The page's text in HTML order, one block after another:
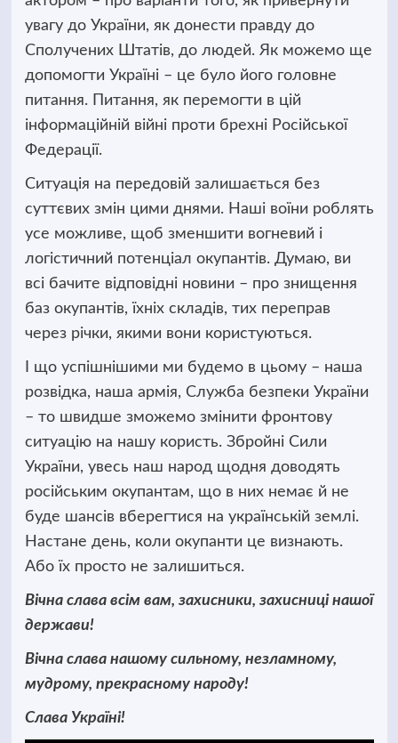
увагу до України, як донести правду до
Сполучених Штатів, до людей. Як можемо ще
допомогти Україні – це було його головне
питання. Питання, як перемогти в цій
інформаційній війні проти брехні Російської
Федерації.
Ситуація на передовій залишається без
суттєвих змін цими днями. Наші воїни роблять
усе можливе, щоб зменшити вогневий і
логістичний потенціал окупантів. Думаю, ви
всі бачите відповідні новини – про знищення
баз окупантів, їхніх складів, тих переправ
через річки, якими вони користуються.
І що успішнішими ми будемо в цьому – наша
розвідка, наша армія, Служба безпеки України
– то швидше зможемо змінити фронтову
ситуацію на нашу користь. Збройні Сили
України, увесь наш народ щодня доводять
російським окупантам, що в них немає й не
буде шансів вберегтися на українській землі.
Настане день, коли окупанти це визнають.
Або їх просто не залишиться.
Вічна слава всім вам, захисники, захисниці нашої
держави!
Вічна слава нашому сильному, незламному,
мудрому, прекрасному народу!
Слава Україні!